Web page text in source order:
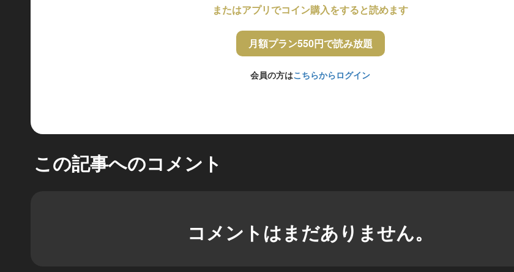
またはアプリでコイン購入をすると読めます
月額プラン550円で読み放題
会員の方はこちらからログイン
この記事へのコメント
コメントはまだありません。